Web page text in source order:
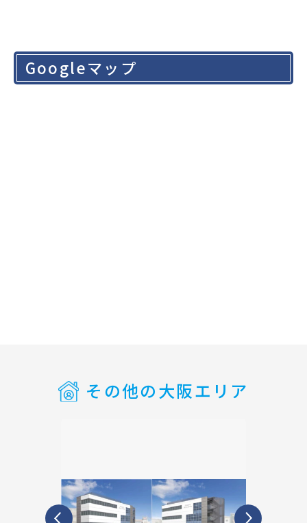
Googleマップ
その他の大阪エリア
Previous Next